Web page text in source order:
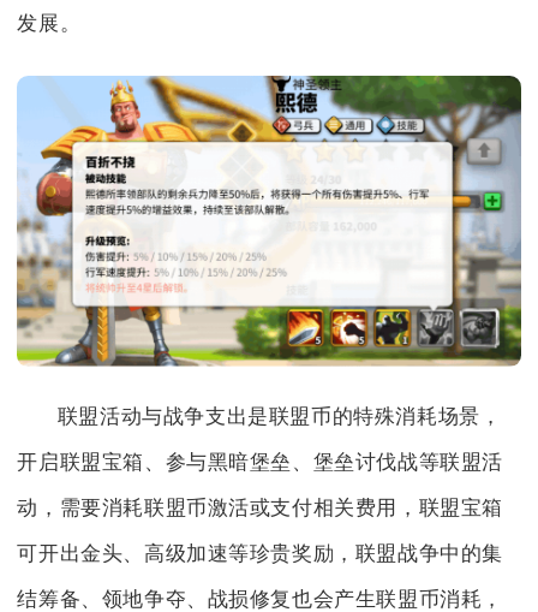
发展。
联盟活动与战争支出是联盟币的特殊消耗场景，
开启联盟宝箱、参与黑暗堡垒、堡垒讨伐战等联盟活
动，需要消耗联盟币激活或支付相关费用，联盟宝箱
可开出金头、高级加速等珍贵奖励，联盟战争中的集
结筹备、领地争夺、战损修复也会产生联盟币消耗，